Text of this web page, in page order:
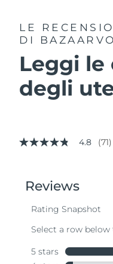
LE
DI
Leggi
degli
4.8
stars,
average
rating
value.
Same
page
4.8 (71)